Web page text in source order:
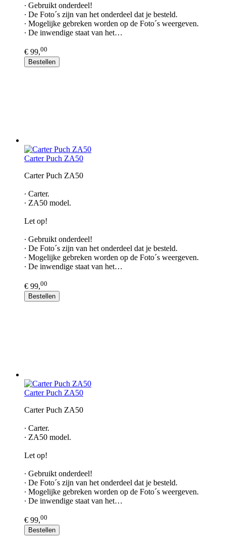
∙ Gebruikt onderdeel!
∙ De Foto´s zijn van het onderdeel dat je besteld.
∙ Mogelijke gebreken worden op de Foto´s weergeven.
∙ De inwendige staat van het…
€ 99,00
Bestellen
Carter Puch ZA50
Carter Puch ZA50​
∙ Carter.
∙ ZA50 model.
Let op!
∙ Gebruikt onderdeel!
∙ De Foto´s zijn van het onderdeel dat je besteld.
∙ Mogelijke gebreken worden op de Foto´s weergeven.
∙ De inwendige staat van het…
€ 99,00
Bestellen
Carter Puch ZA50
Carter Puch ZA50​
∙ Carter.
∙ ZA50 model.
Let op!
∙ Gebruikt onderdeel!
∙ De Foto´s zijn van het onderdeel dat je besteld.
∙ Mogelijke gebreken worden op de Foto´s weergeven.
∙ De inwendige staat van het…
€ 99,00
Bestellen